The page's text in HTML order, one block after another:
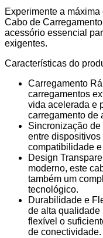
50W
1M
S-
050
Transparente
Experimente a
Cabo de
acessório essencial
exigentes.
Características do
Carregamento
carregamentos
vida acelerada e
carregamento de
Sincronização
entre
compatibilidade
Design
moderno, este
também um
tecnológico.
Durabilidade e
de alta qualidade
flexível o
de conectividade.